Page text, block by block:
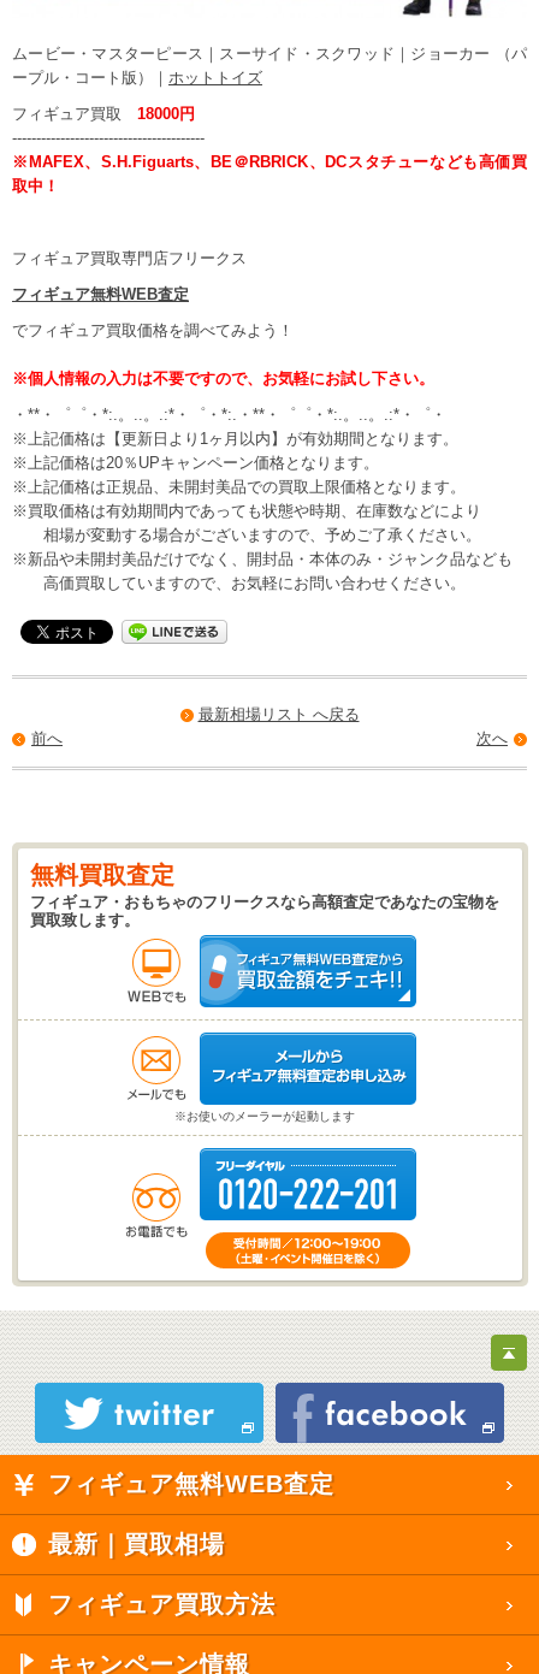
ムービー・マスターピース｜スーサイド・スクワッド｜ジョーカー （パ
ープル・コート版）｜ ホットトイズ
フィギュア買取 18000円
----------------------------------------
※MAFEX、S.H.Figuarts、BE＠RBRICK、DCスタチューなども高価買
取中！
フィギュア買取専門店フリークス
フィギュア無料WEB査定
でフィギュア買取価格を調べてみよう！
※個人情報の入力は不要ですので、お気軽にお試し下さい。
・**・゜゜・*:.。..。.:*・゜・*:.・**・゜゜・*:.。..。.:*・゜・
※上記価格は【更新日より1ヶ月以内】が有効期間となります。
※上記価格は20％UPキャンペーン価格となります。
※上記価格は正規品、未開封美品での買取上限価格となります。
※買取価格は有効期間内であっても状態や時期、在庫数などにより
相場が変動する場合がございますので、予めご了承ください。
※新品や未開封美品だけでなく、開封品・本体のみ・ジャンク品なども
高価買取していますので、お気軽にお問い合わせください。
最新相場リスト へ戻る
次へ
前へ
無料買取査定
フィギュア・おもちゃのフリークスなら高額査定であなたの宝物を
買取致します。
※お使いのメーラーが起動します
フィギュア無料WEB査定
最新｜買取相場
フィギュア買取方法
キャンペーン情報